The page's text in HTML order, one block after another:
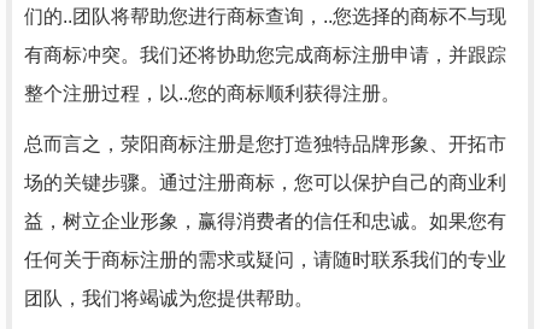
们的..团队将帮助您进行商标查询，..您选择的商标不与现
有商标冲突。我们还将协助您完成商标注册申请，并跟踪
整个注册过程，以..您的商标顺利获得注册。
总而言之，荥阳商标注册是您打造独特品牌形象、开拓市
场的关键步骤。通过注册商标，您可以保护自己的商业利
益，树立企业形象，赢得消费者的信任和忠诚。如果您有
任何关于商标注册的需求或疑问，请随时联系我们的专业
团队，我们将竭诚为您提供帮助。